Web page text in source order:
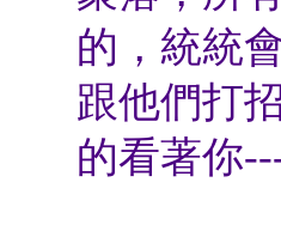
的，統統
跟他們打
的看著你